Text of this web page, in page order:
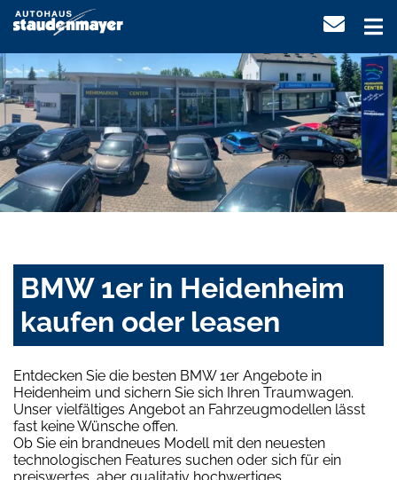
BMW 1er in Heidenheim
kaufen oder leasen
Entdecken Sie die besten BMW 1er Angebote in
Heidenheim und sichern Sie sich Ihren Traumwagen.
Unser vielfältiges Angebot an Fahrzeugmodellen lässt
fast keine Wünsche offen.
Ob Sie ein brandneues Modell mit den neuesten
technologischen Features suchen oder sich für ein